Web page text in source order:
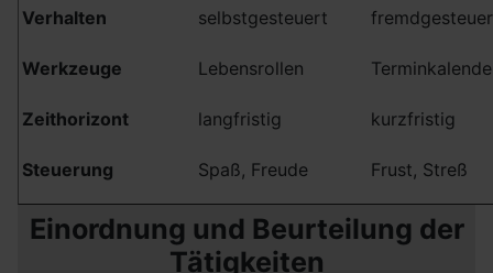
Verhalten selbstgesteuert
Werkzeuge Lebensrollen
Zeithorizont langfristig kurzfristig
Steuerung Spaß, Freude Frust, Streß
Einordnung und Beurteilung der
Tätigkeiten